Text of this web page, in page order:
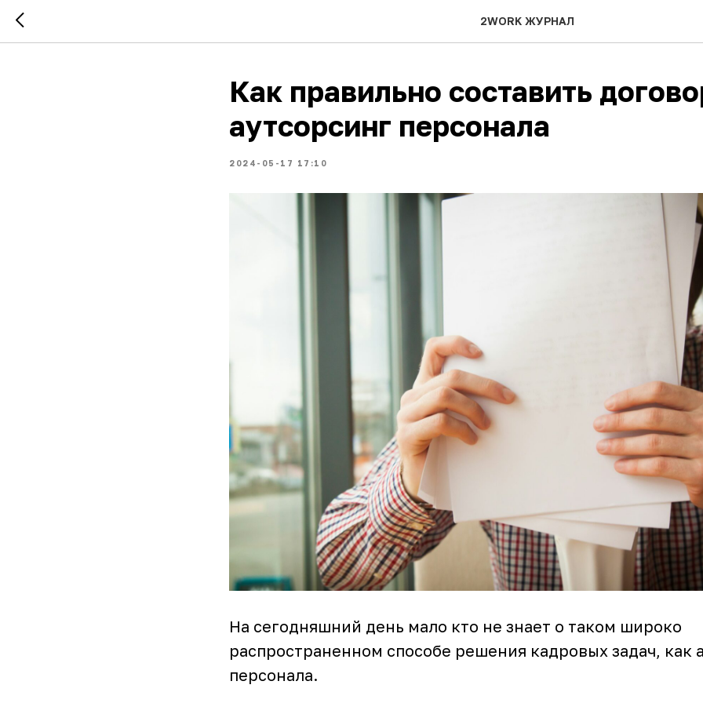
2WORK ЖУРНАЛ
Как правильно составить
аутсорсинг персонала
2024-05-17 17:10
На сегодняшний день мало кто не знает о таком широко
распространенном способе решения кадровых задач, как
персонала.